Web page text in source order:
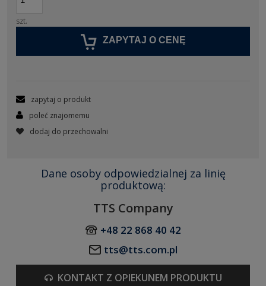
szt.
ZAPYTAJ O CENĘ
zapytaj o produkt
poleć znajomemu
dodaj do przechowalni
Dane osoby odpowiedzialnej za linię
produktową:
TTS Company
+48 22 868 40 42
tts@tts.com.pl
KONTAKT Z OPIEKUNEM PRODUKTU